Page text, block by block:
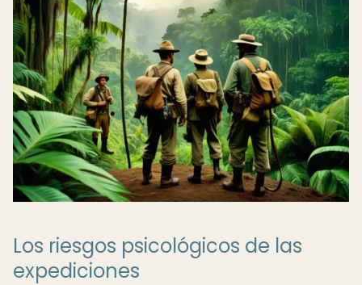
Los riesgos psicológicos de las
expediciones